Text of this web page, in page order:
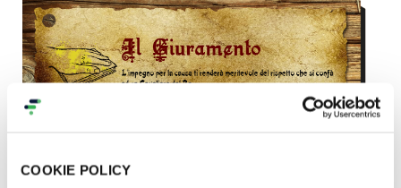
COOKIE POLICY